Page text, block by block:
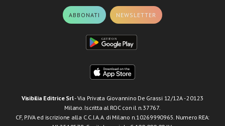
ABBONATI NEWSLETTER
Visibilia Editrice Srl- Via Privata Giovannino De Grassi 12/12A - 20123
Milano. Iscritta al ROC con il n.37767.
CF, P.IVA ed iscrizione alla C.C.I.A.A. di Milano n.10269990965. Numero REA: